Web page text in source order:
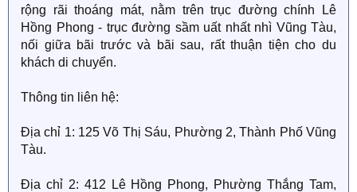
rộng rãi thoáng mát, nằm trên trục đường chính Lê
Hồng Phong - trục đường sầm uất nhất nhì Vũng Tàu,
nối giữa bãi trước và bãi sau, rất thuận tiện cho du
khách di chuyển.
Thông tin liên hệ:
Địa chỉ 1: 125 Võ Thị Sáu, Phường 2, Thành Phố Vũng
Tàu.
Địa chỉ 2: 412 Lê Hồng Phong, Phường Thắng Tam,